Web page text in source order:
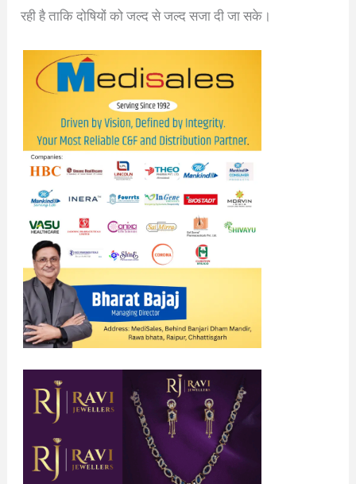
रही है ताकि दोषियों को जल्द से जल्द सजा दी जा सके।